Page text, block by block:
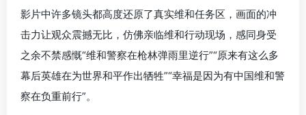
影片中许多镜头都高度还原了真实维和任务区，画面的冲
击力让观众震撼无比，仿佛亲临维和行动现场，感同身受
之余不禁感慨“维和警察在枪林弹雨里逆行”“原来有这么多
幕后英雄在为世界和平作出牺牲”“幸福是因为有中国维和警
察在负重前行”。